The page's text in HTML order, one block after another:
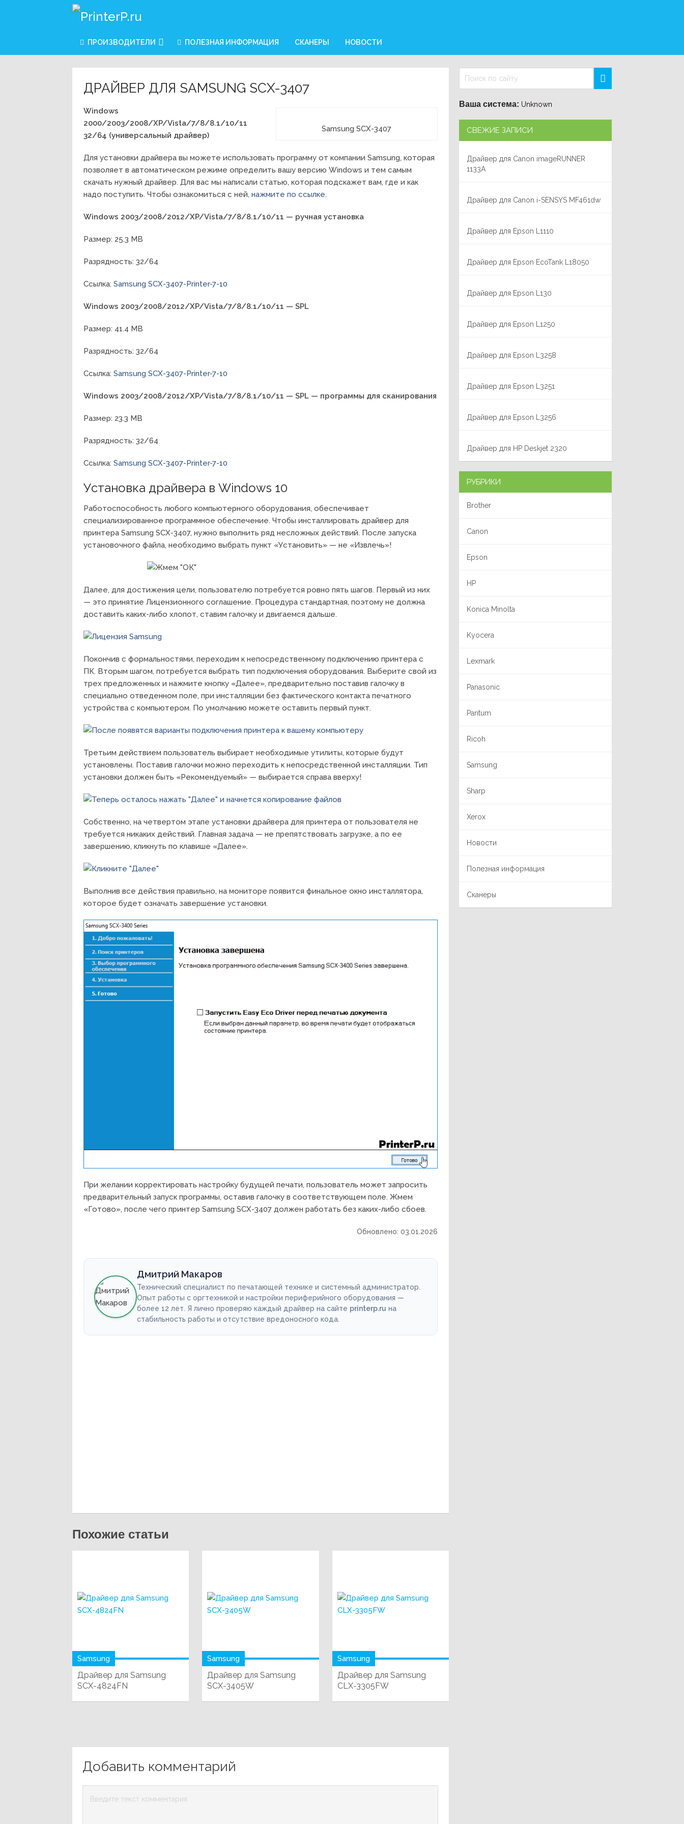
ПРОИЗВОДИТЕЛИ ПОЛЕЗНАЯ ИНФОРМАЦИЯ СКАНЕРЫ НОВОСТИ
ДРАЙВЕР ДЛЯ SAMSUNG SCX-3407
Samsung SCX-3407
Windows
2000/2003/2008/XP/Vista/7/8/8.1/10/11
32/64 (универсальный драйвер)
Для установки драйвера вы можете использовать программу от компании Samsung, которая
позволяет в автоматическом режиме определить вашу версию Windows и тем самым
скачать нужный драйвер. Для вас мы написали статью, которая подскажет вам, где и как
надо поступить. Чтобы ознакомиться с ней,нажмите по ссылке.
Windows 2003/2008/2012/XP/Vista/7/8/8.1/10/11 — ручная установка
Размер: 25.3 MB
Разрядность: 32/64
Ссылка:Samsung SCX-3407-Printer-7-10
Windows 2003/2008/2012/XP/Vista/7/8/8.1/10/11 — SPL
Размер: 41.4 MB
Разрядность: 32/64
Ссылка:Samsung SCX-3407-Printer-7-10
Windows 2003/2008/2012/XP/Vista/7/8/8.1/10/11 — SPL — программы для сканирования
Размер: 23.3 MB
Разрядность: 32/64
Ссылка:Samsung SCX-3407-Printer-7-10
Установка драйвера в Windows 10
Работоспособность любого компьютерного оборудования, обеспечивает
специализированное программное обеспечение. Чтобы инсталлировать драйвер для
принтера Samsung SCX-3407, нужно выполнить ряд несложных действий. После запуска
установочного файла, необходимо выбрать пункт «Установить» — не «Извлечь»!
Далее, для достижения цели, пользователю потребуется ровно пять шагов. Первый из них
— это принятие Лицензионного соглашение. Процедура стандартная, поэтому не должна
доставить каких-либо хлопот, ставим галочку и двигаемся дальше.
Покончив с формальностями, переходим к непосредственному подключению принтера с
ПК. Вторым шагом, потребуется выбрать тип подключения оборудования. Выберите свой из
трех предложенных и нажмите кнопку «Далее», предварительно поставив галочку в
специально отведенном поле, при инсталляции без фактического контакта печатного
устройства с компьютером. По умолчанию можете оставить первый пункт.
Третьим действием пользователь выбирает необходимые утилиты, которые будут
установлены. Поставив галочки можно переходить к непосредственной инсталляции. Тип
установки должен быть «Рекомендуемый» — выбирается справа вверху!
Собственно, на четвертом этапе установки драйвера для принтера от пользователя не
требуется никаких действий. Главная задача — не препятствовать загрузке, а по ее
завершению, кликнуть по клавише «Далее».
Выполнив все действия правильно, на мониторе появится финальное окно инсталлятора,
которое будет означать завершение установки.
При желании корректировать настройку будущей печати, пользователь может запросить
предварительный запуск программы, оставив галочку в соответствующем поле. Жмем
«Готово», после чего принтер Samsung SCX-3407 должен работать без каких-либо сбоев.
Обновлено: 03.01.2026
Дмитрий Макаров
Технический специалист по печатающей технике и системный администратор.
Опыт работы с оргтехникой и настройки периферийного оборудования —
более 12 лет. Я лично проверяю каждый драйвер на сайте printerp.ru на
стабильность работы и отсутствие вредоносного кода.
Похожие статьи
Samsung
Драйвер для Samsung
SCX-4824FN
Samsung
Драйвер для Samsung
SCX-3405W
Samsung
Драйвер для Samsung
CLX-3305FW
Добавить комментарий
Ваша система: Unknown
СВЕЖИЕ ЗАПИСИ
Драйвер для Canon imageRUNNER
1133A
Драйвер для Canon i-SENSYS MF461dw
Драйвер для Epson L1110
Драйвер для Epson EcoTank L18050
Драйвер для Epson L130
Драйвер для Epson L1250
Драйвер для Epson L3258
Драйвер для Epson L3251
Драйвер для Epson L3256
Драйвер для HP Deskjet 2320
РУБРИКИ
Brother
Canon
Epson
HP
Konica Minolta
Kyocera
Lexmark
Panasonic
Pantum
Ricoh
Samsung
Sharp
Xerox
Новости
Полезная информация
Сканеры